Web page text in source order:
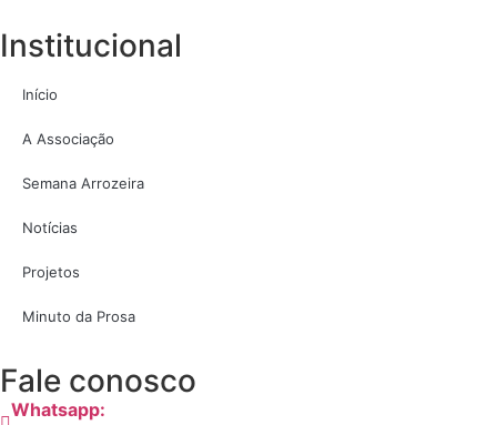
Institucional
Início
A Associação
Semana Arrozeira
Notícias
Projetos
Minuto da Prosa
Fale conosco
Whatsapp: